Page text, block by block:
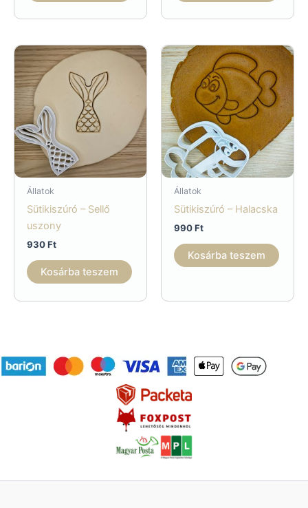
Állatok
Sütikiszúró – Sellő
uszony
930Ft
Kosárba teszem
Állatok
Sütikiszúró – Halacska
990Ft
Kosárba teszem